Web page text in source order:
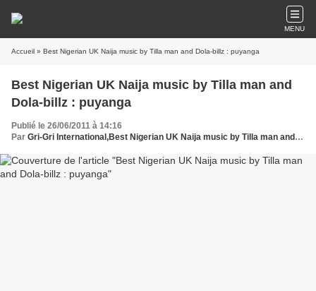
MENU
Accueil » Best Nigerian UK Naija music by Tilla man and Dola-billz : puyanga
Best Nigerian UK Naija music by Tilla man and
Dola-billz : puyanga
Publié le 26/06/2011 à 14:16
Par Gri-Gri International,Best Nigerian UK Naija music by Tilla man and Dola-billz. puyanga,